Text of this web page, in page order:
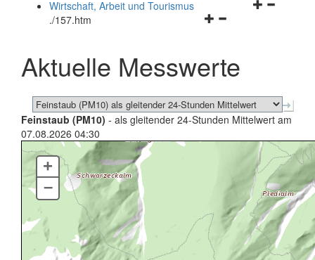
schließen
Navigationsmenü
schließen
Wirtschaft, Arbeit und Tourismus
./157.htm
Aktuelle Messwerte
Feinstaub (PM10) - als gleitender 24-Stunden Mittelwert am
07.08.2026 04:30
+
–